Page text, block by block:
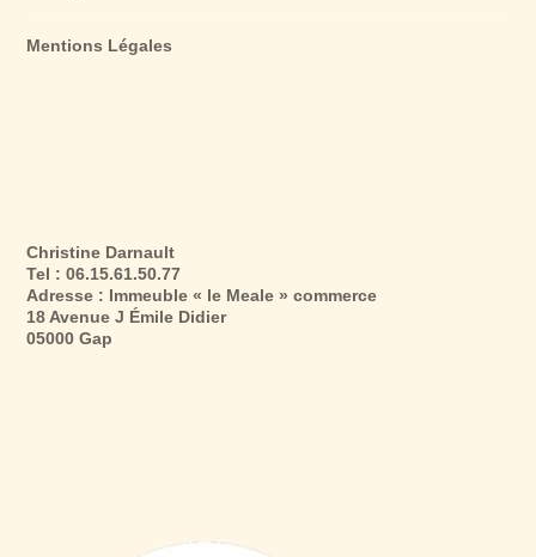
Mentions Légales
Christine Darnault
Tel : 06.15.61.50.77
Adresse : Immeuble « le Meale » commerce
18 Avenue J Émile Didier
05000 Gap